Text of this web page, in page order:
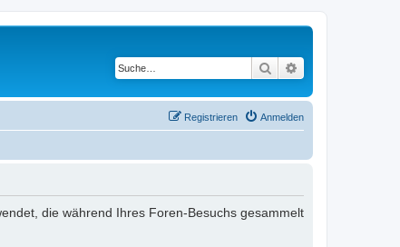
Suche
Anmelden
Registrieren
die während Ihres Foren-Besuchs gesammelt